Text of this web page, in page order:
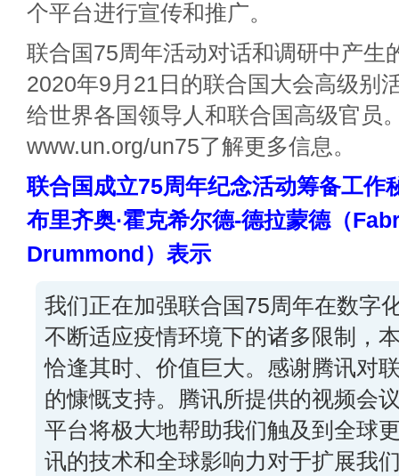
个平台进行宣传和推广。
联合国75周年活动对话和调研中产生
2020年9月21日的联合国大会高级别
给世界各国领导人和联合国高级官员
www.un.org/un75了解更多信息。
联合国成立75周年纪念活动筹备工作
布里齐奥·霍克希尔德-德拉蒙德（
Drummond）表示
我们正在加强联合国75周年在数字
不断适应疫情环境下的诸多限制，
恰逢其时、价值巨大。感谢腾讯对
的慷慨支持。腾讯所提供的视频会
平台将极大地帮助我们触及到全球
讯的技术和全球影响力对于扩展我